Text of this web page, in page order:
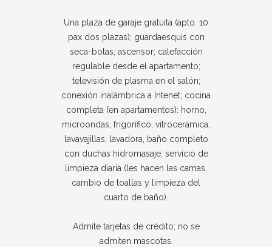
Una plaza de garaje gratuita (apto. 10
pax dos plazas); guardaesquis con
seca-botas; ascensor; calefacción
regulable desde el apartamento;
televisión de plasma en el salón;
conexión inalámbrica a Intenet; cocina
completa (en apartamentos): horno,
microondas, frigorífico, vitrocerámica,
lavavajillas, lavadora, baño completo
con duchas hidromasaje; servicio de
limpieza diaria (les hacen las camas,
cambio de toallas y limpieza del
cuarto de baño).
Admite tarjetas de crédito; no se
admiten mascotas.